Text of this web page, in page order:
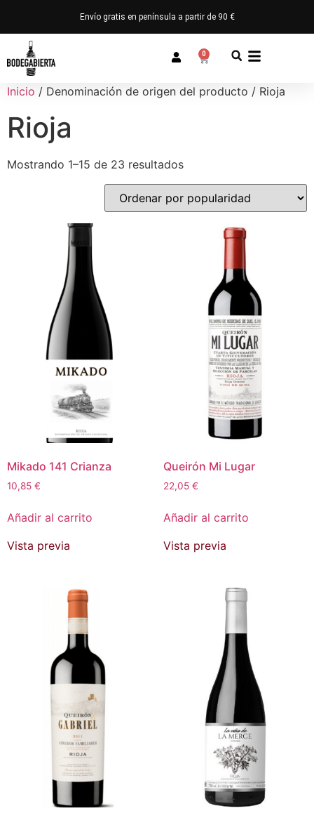
Envío gratis en península a partir de 90 €
0
Inicio / Denominación de origen del producto / Rioja
Rioja
Mostrando 1–15 de 23 resultados
Mikado 141 Crianza
10,85 €
Añadir al carrito
Vista previa
Queirón Mi Lugar
22,05 €
Añadir al carrito
Vista previa